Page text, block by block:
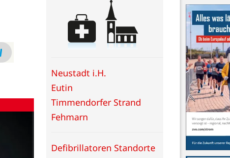
Neustadt i.H.
Eutin
Timmendorfer Strand
Fehmarn
Defibrillatoren Standorte